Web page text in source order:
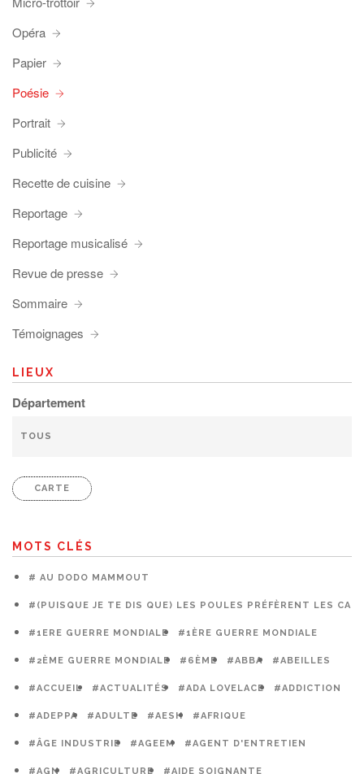
Opéra
Papier
Poésie
Portrait
Publicité
Recette de cuisine
Reportage
Reportage musicalisé
Revue de presse
Sommaire
Témoignages
LIEUX
Département
CARTE
MOTS CLÉS
# AU DODO MAMMOUT
#(PUISQUE JE TE DIS QUE) LES POULES PRÉFÈRENT LES
#1ERE GUERRE MONDIALE #1ÈRE GUERRE MONDIALE
#2ÈME GUERRE MONDIALE #6ÈME #ABBA #ABEILLES
#ACCUEIL #ACTUALITÉS #ADA LOVELACE #ADDICTION
#ADEPPA #ADULTE #AESH #AFRIQUE
#ÂGE INDUSTRIE #AGEEM #AGENT D'ENTRETIEN
#AGN #AGRICULTURE #AIDE SOIGNANTE